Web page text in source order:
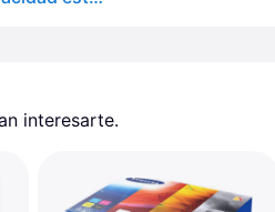
interesarte.